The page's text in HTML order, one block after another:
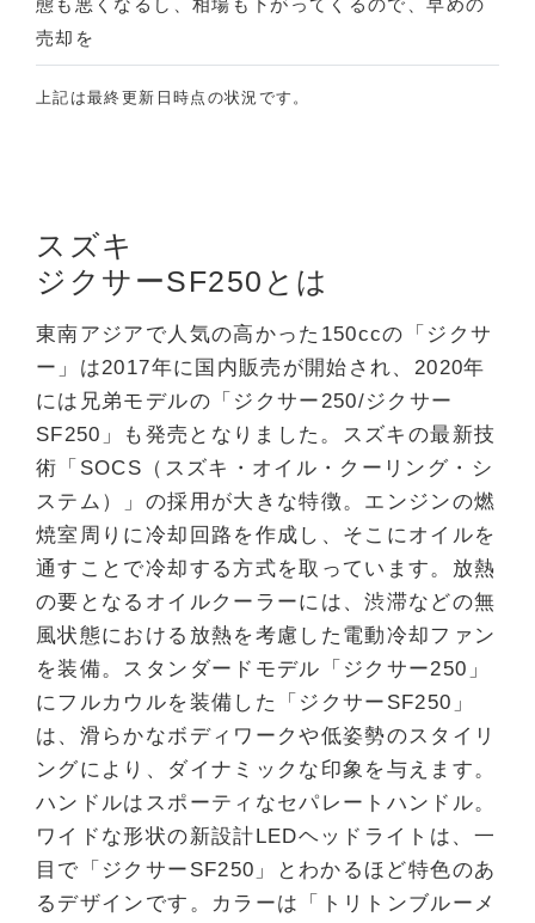
態も悪くなるし、相場も下がってくるので、早めの
売却を
上記は最終更新日時点の状況です。
スズキ
ジクサーSF250とは
東南アジアで人気の高かった150ccの「ジクサ
ー」は2017年に国内販売が開始され、2020年
には兄弟モデルの「ジクサー250/ジクサー
SF250」も発売となりました。スズキの最新技
術「SOCS（スズキ・オイル・クーリング・シ
ステム）」の採用が大きな特徴。エンジンの燃
焼室周りに冷却回路を作成し、そこにオイルを
通すことで冷却する方式を取っています。放熱
の要となるオイルクーラーには、渋滞などの無
風状態における放熱を考慮した電動冷却ファン
を装備。スタンダードモデル「ジクサー250」
にフルカウルを装備した「ジクサーSF250」
は、滑らかなボディワークや低姿勢のスタイリ
ングにより、ダイナミックな印象を与えます。
ハンドルはスポーティなセパレートハンドル。
ワイドな形状の新設計LEDヘッドライトは、一
目で「ジクサーSF250」とわかるほど特色のあ
るデザインです。カラーは「トリトンブルーメ